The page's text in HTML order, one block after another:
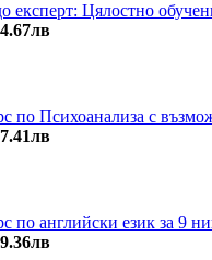
експерт: Цялостно
по Психоанализа с
по английски език за 9